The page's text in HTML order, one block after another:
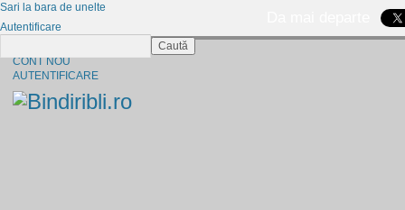
CONT NOU
AUTENTIFICARE
Sari la bara de unelte
Autentificare
Caută